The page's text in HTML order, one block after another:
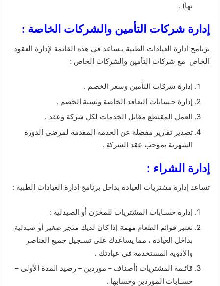
بها) .
إدارة شركات التأمين والشركات الخاصة :
برنامج ادارة العيادات الطبية يـساعد في هذه القائمة لإدارة العقود
الخاص مع شركات التأمين والشركات الخاص :
إدارة شركات التأمين وسعر الخصم .
إدارة حـسابات التعاقد الخاصة ونسبة الخصم .
العمل المقتطع مقابل الخدمات لكل شركة وعقد .
تصدير تقارير مفصلة عن الخدمة المقدمة لمرضى الدورة
الشهرية بموجب عقد الشركة .
إدارة الشراء :
تساعد إدارة مشتريات العيادة بداخل برنامج ادارة العيادات الطبية :
إدارة حسـابات المشتريات للمخزن أو الصيدلية :
تعتبر قوائم الطعام مهمة إذا كان لديك متجر صغير أو صيدلية
بداخل العيادة ، مما يساعدك على تسـجيل جميع العناصر
والأدوية المستخدمة في عيادتك .
قائـمة المشتريات (أصناف – موردين – رصيد المدة الأولى –
حسـابات الموردين وحسابها .